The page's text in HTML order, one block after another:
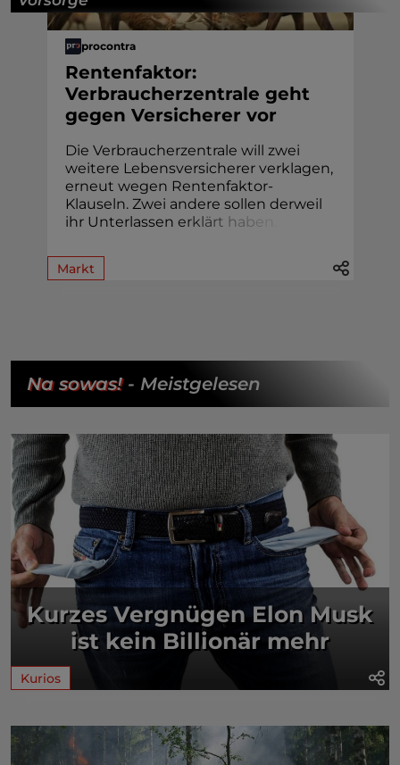
procontra
Rentenfaktor:
Verbraucherzentrale geht
gegen Versicherer vor
Die Verbraucherzentrale will zwei
weitere Lebensversicherer verklagen,
erneut wegen Rentenfaktor-
Klauseln. Zwei andere sollen derweil
ihr Unterlassen erklärt habe
Markt
Na sowas!- Meistgelesen
Kurzes Vergnügen Elon Musk
ist kein Billionär mehr
Kurios